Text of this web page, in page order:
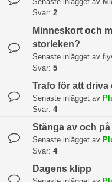
Svar: 2
Minneskort och
storleken?
Senaste inlägget av
Svar: 5
Trafo för att driva
Senaste inlägget av
Svar: 4
Stänga av och
Senaste inlägget av
Svar: 4
Dagens klipp